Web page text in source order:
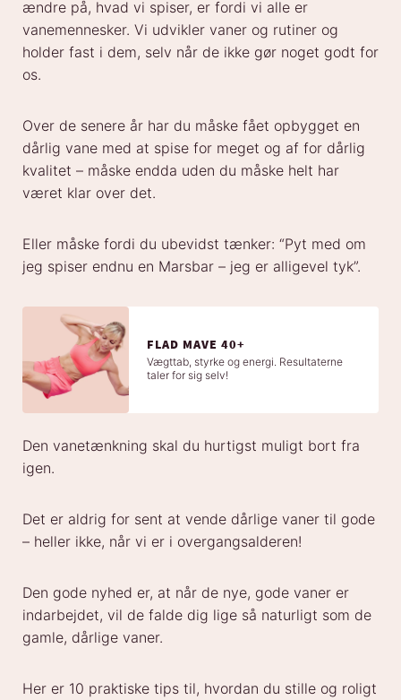
ændre på, hvad vi spiser, er fordi vi alle er
vanemennesker. Vi udvikler vaner og rutiner og
holder fast i dem, selv når de ikke gør noget godt for
os.
Over de senere år har du måske fået opbygget en
dårlig vane med at spise for meget og af for dårlig
kvalitet – måske endda uden du måske helt har
været klar over det.
Eller måske fordi du ubevidst tænker: “Pyt med om
jeg spiser endnu en Marsbar – jeg er alligevel tyk”.
FLAD MAVE 40+
Vægttab, styrke og energi. Resultaterne
taler for sig selv!
Den vanetænkning skal du hurtigst muligt bort fra
igen.
Det er aldrig for sent at vende dårlige vaner til gode
– heller ikke, når vi er i overgangsalderen!
Den gode nyhed er, at når de nye, gode vaner er
indarbejdet, vil de falde dig lige så naturligt som de
gamle, dårlige vaner.
Her er 10 praktiske tips til, hvordan du stille og roligt